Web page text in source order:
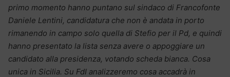
primo momento hanno puntano sul sindaco di Francofonte
Daniele Lentini, candidatura che non è andata in porto
rimanendo in campo solo quella di Stefio per il Pd, e quindi
hanno presentato la lista senza avere o appoggiare un
candidato alla presidenza, votando scheda bianca. Cosa
unica in Sicilia. Su FdI analizzeremo cosa accadrà in